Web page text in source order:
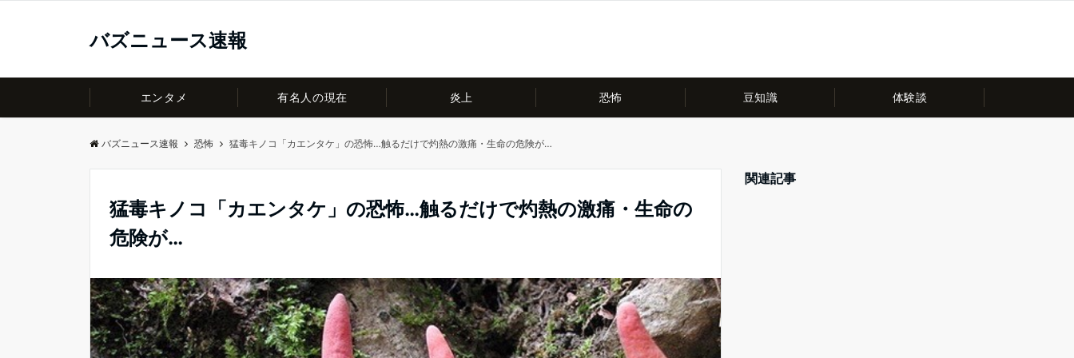
バズニュース速報
エンタメ 有名人の現在 炎上 恐怖 豆知識 体験談
バズニュース速報 恐怖 猛毒キノコ「カエンタケ」の恐怖…触るだけで灼熱の激痛・生命の危険が…
猛毒キノコ「カエンタケ」の恐怖…触るだけで灼熱の激痛・生命の
危険が…
関連記事